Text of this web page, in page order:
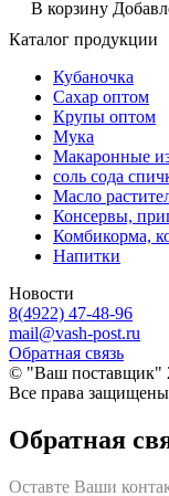
В корзину
Каталог продукции
Кубаночка
Сахар оптом
Крупы оптом
Мука
Макаронные
соль сода
Масло
Консервы,
Комбикорма,
Напитки
Новости
8(4922) 47-48-96
mail@vash-post.ru
Обратная связь
© "Ваш поставщик"
Все права
Обратная
Оставте Ваши